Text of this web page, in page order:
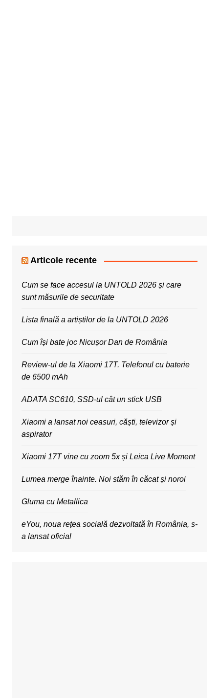
Articole recente
Cum se face accesul la UNTOLD 2026 și care
sunt măsurile de securitate
Lista finală a artiștilor de la UNTOLD 2026
Cum își bate joc Nicușor Dan de România
Review-ul de la Xiaomi 17T. Telefonul cu baterie
de 6500 mAh
ADATA SC610, SSD-ul cât un stick USB
Xiaomi a lansat noi ceasuri, căști, televizor și
aspirator
Xiaomi 17T vine cu zoom 5x și Leica Live Moment
Lumea merge înainte. Noi stăm în căcat și noroi
Gluma cu Metallica
eYou, noua rețea socială dezvoltată în România, s-
a lansat oficial